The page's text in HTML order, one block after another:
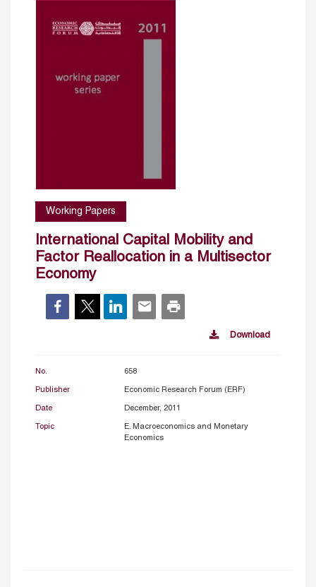
Working Papers
International Capital Mobility and
Factor Reallocation in a Multisector
Economy
Download
No. 658
Publisher Economic Research Forum (ERF)
Date December, 2011
Topic
E. Macroeconomics and Monetary
Economics